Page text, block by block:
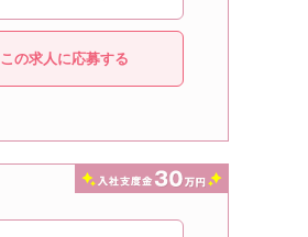
この求人に応募する